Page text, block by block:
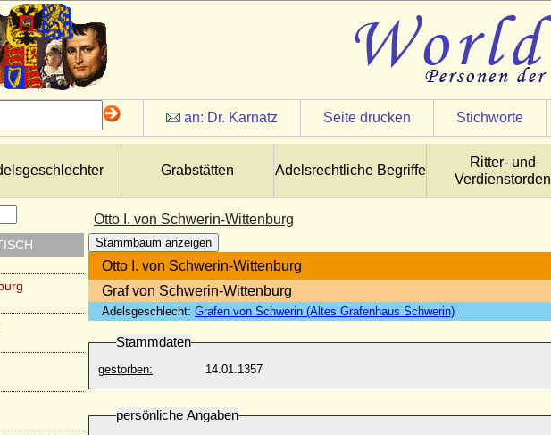
an: Dr. Karnatz Seite drucken Stichworte
Grabstätten Adelsrechtliche Begriffe
Ritter- und
Verdienstorden
Otto I. von Schwerin-Wittenburg
Stammbaum anzeigen
Otto I. von Schwerin-Wittenburg
Graf von Schwerin-Wittenburg
Adelsgeschlecht: Grafen von Schwerin (Altes Grafenhaus Schwerin)
Stammdaten
gestorben: 14.01.1357
persönliche Angaben
von
Salm)